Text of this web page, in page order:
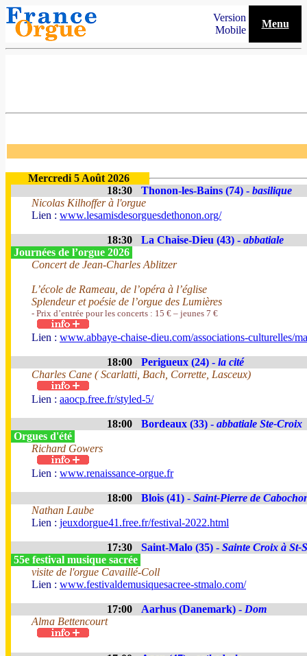
Version
Mobile
Menu
Mercredi 5 Août 2026
18:30
Thonon-les-Bains (74) - basilique
Nicolas Kilhoffer à l'orgue
Lien : www.lesamisdesorguesdethonon.org/
18:30 La Chaise-Dieu (43) - abbatiale
Journées de l’orgue 2026
Concert de Jean-Charles Ablitzer
L’école de Rameau, de l’opéra à l’église
Splendeur et poésie de l’orgue des Lumières
- Prix d’entrée pour les concerts : 15 € – jeunes 7 €
Lien : www.abbaye-chaise-dieu.com/associations-culturelles/
18:00 Perigueux (24) - la cité
Charles Cane ( Scarlatti, Bach, Corrette, Lasceux)
Lien : aaocp.free.fr/styled-5/
18:00 Bordeaux (33) - abbatiale Ste-Croix
Orgues d'été
Richard Gowers
Lien : www.renaissance-orgue.fr
18:00 Blois (41) - Saint-Pierre de
Nathan Laube
Lien : jeuxdorgue41.free.fr/festival-2022.html
17:30 Saint-Malo (35) - Sainte Croix à St-
55e festival musique sacrée
visite de l'orgue Cavaillé-Coll
Lien : www.festivaldemusiquesacree-stmalo.com/
17:00 Aarhus (Danemark) - Dom
Alma Bettencourt